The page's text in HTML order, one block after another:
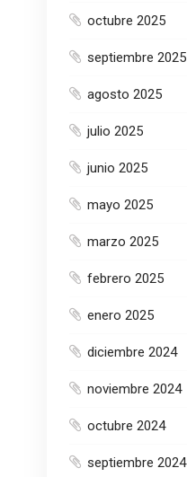
octubre 2025
septiembre 2025
agosto 2025
julio 2025
junio 2025
mayo 2025
marzo 2025
febrero 2025
enero 2025
diciembre 2024
noviembre 2024
octubre 2024
septiembre 2024